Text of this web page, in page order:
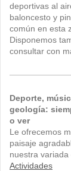
deportivas al
baloncesto y
común en esta
Disponemos
consultar con
Deporte,
geología:
o ver
Le ofrecemos
paisaje
nuestra variada
Actividades